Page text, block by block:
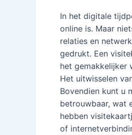
In het digitale
online is. Maar
relaties en
gedrukt. Een
het gemakkelijker
Het uitwisselen
Bovendien kunt u
betrouwbaar, wat
hebben
of